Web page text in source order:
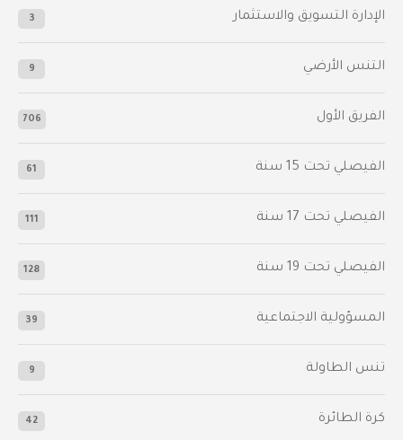
الإدارة التسويق والاستثمار 3
التنس الأرضي 9
الفريق الأول 706
الفيصلي‬⁩ تحت 15 سنة 61
‫الفيصلي‬⁩ تحت 17 سنة 111
الفيصلي‬⁩ تحت 19 سنة 128
المسؤولية الاجتماعية 39
تنس الطاولة 9
كرة الطائرة 42